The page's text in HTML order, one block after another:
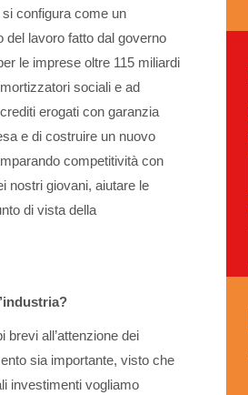
configura come un
lavoro fatto dal governo
le imprese oltre 115 miliardi
sociali e ad
erogati con garanzia
e di costruire un nuovo
competitività con
nostri giovani, aiutare le
di vista della
all’attenzione dei
sia importante, visto che
investimenti vogliamo